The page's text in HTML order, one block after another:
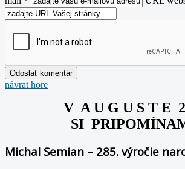
návrat hore
V A U G U S T E
SI
Michal Semian – 285. výročie